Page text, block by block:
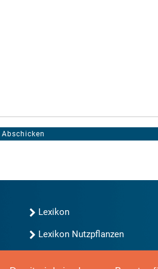
Lexikon
Lexikon Nutzpflanzen